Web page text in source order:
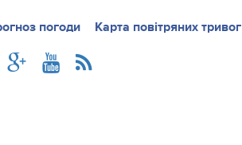
погоди Карта повітряних тривог
Докладно Новини Iнтерв`ю Блоги